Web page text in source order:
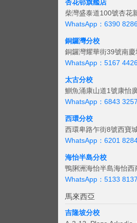
杏花邨旗艦店
柴灣盛泰道100號杏花
WhatsApp：6390
銅鑼灣分校
銅鑼灣耀華街39號南
WhatsApp：5167
太古分校
鰂魚涌康山道1號康怡
WhatsApp：6843 3257
西環分校
西環卑路乍街8號西寶
WhatsApp：6201
海怡半島分校
鴨脷洲海怡半島海怡西
WhatsApp：5133 8137
馬來西亞
吉隆坡分校